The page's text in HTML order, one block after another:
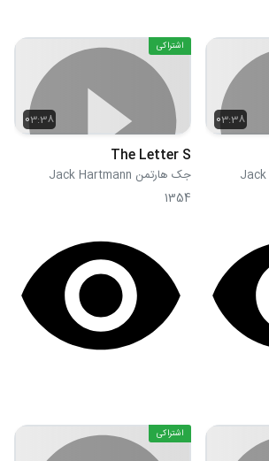
03:38
03:38
اشتراکی
The Letter S
جک هارتمن Jack Hartmann
1354
اشتراکی